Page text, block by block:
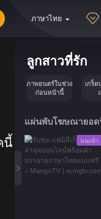
ภาษาไทย
ลูกสาวที่รัก
ภาพยนตร์ในช่วง
ก่อนหน้านี้
เกร็
แผ่นพับโฆษณายอด
แนะนำ
นี้